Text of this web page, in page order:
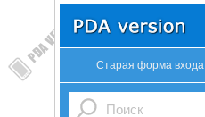
Старая форма входа